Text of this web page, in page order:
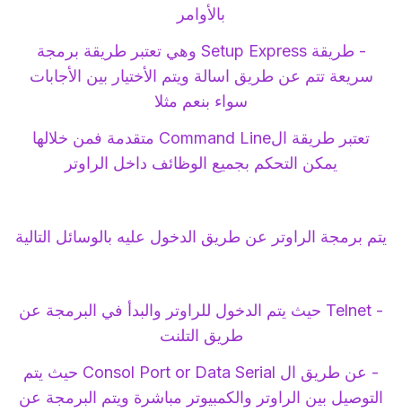
بالأوامر
- طريقة Setup Express وهي تعتبر طريقة برمجة
سريعة تتم عن طريق اسالة ويتم الأختيار بين الأجابات
سواء بنعم مثلا
تعتبر طريقة الCommand Line متقدمة فمن خلالها
يمكن التحكم بجميع الوظائف داخل الراوتر
يتم برمجة الراوتر عن طريق الدخول عليه بالوسائل التالية
- Telnet حيث يتم الدخول للراوتر والبدأ في البرمجة عن
طريق التلنت
- عن طريق ال Consol Port or Data Serial حيث يتم
التوصيل بين الراوتر والكمبيوتر مباشرة ويتم البرمجة عن